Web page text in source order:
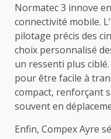
Normatec 3 innove
connectivité mobile.
pilotage précis des
choix personnalisé
un ressenti plus
pour être facile à
compact, renforçant
souvent en
Enfin, Compex Ayre